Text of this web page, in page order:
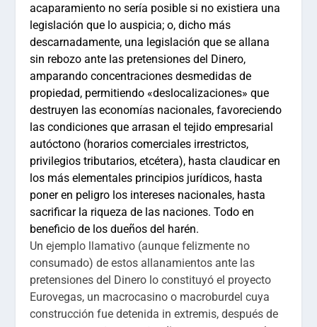
acaparamiento no sería posible si no existiera una
legislación que lo auspicia; o, dicho más
descarnadamente, una legislación que se allana
sin rebozo ante las pretensiones del Dinero,
amparando concentraciones desmedidas de
propiedad, permitiendo «deslocalizaciones» que
destruyen las economías nacionales, favoreciendo
las condiciones que arrasan el tejido empresarial
autóctono (horarios comerciales irrestrictos,
privilegios tributarios, etcétera), hasta claudicar en
los más elementales principios jurídicos, hasta
poner en peligro los intereses nacionales, hasta
sacrificar la riqueza de las naciones. Todo en
beneficio de los dueños del harén.
Un ejemplo llamativo (aunque felizmente no
consumado) de estos allanamientos ante las
pretensiones del Dinero lo constituyó el proyecto
Eurovegas, un macrocasino o macroburdel cuya
construcción fue detenida in extremis, después de